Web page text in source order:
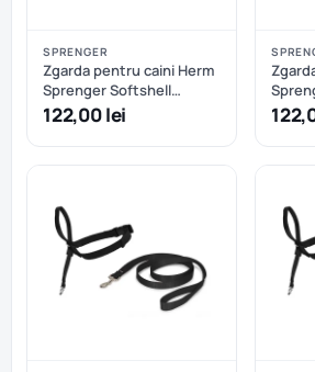
SPRENGER
Zgarda pentru caini Herm
Sprenger Softshell
reglabila - L/XL -
Oranj+Kaki
122,00 lei